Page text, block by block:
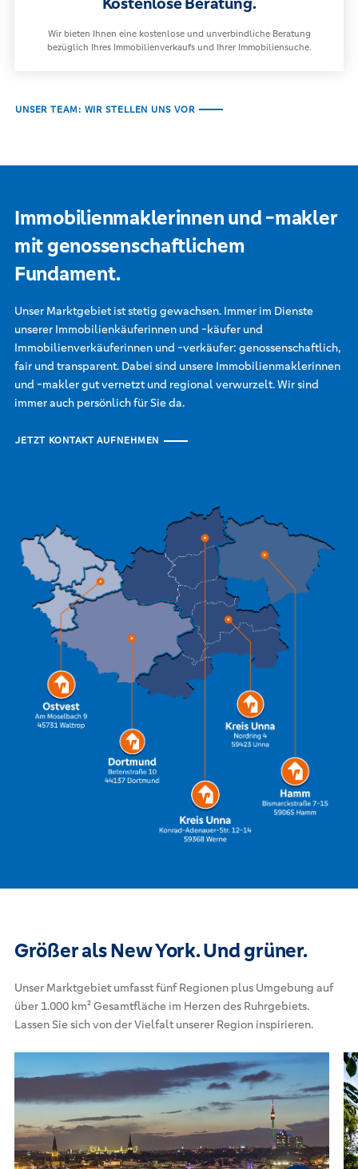
Wir bieten Ihnen eine kostenlose und unverbindliche Beratung
bezüglich Ihres Immobilienverkaufs und Ihrer Immobiliensuche.
UNSER TEAM: WIR STELLEN UNS VOR
Immobilienmaklerinnen und -makler
mit genossenschaftlichem
Fundament.
Unser Marktgebiet ist stetig gewachsen. Immer im Dienste
unserer Immobilienkäuferinnen und -käufer und
Immobilienverkäuferinnen und -verkäufer: genossenschaftlich,
fair und transparent. Dabei sind unsere Immobilienmaklerinnen
und -makler gut vernetzt und regional verwurzelt. Wir sind
immer auch persönlich für Sie da.
JETZT KONTAKT AUFNEHMEN
Größer als New York. Und grüner.
Unser Marktgebiet umfasst fünf Regionen plus Umgebung auf
über 1.000 km² Gesamtfläche im Herzen des Ruhrgebiets.
Lassen Sie sich von der Vielfalt unserer Region inspirieren.